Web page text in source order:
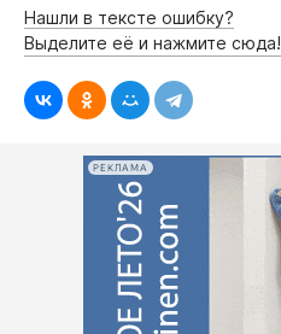
Нашли в тексте ошибку?
Выделите её и нажмите сюда!
РЕКЛАМА